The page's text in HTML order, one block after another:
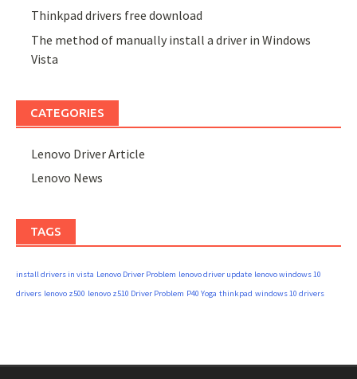
Thinkpad drivers free download
The method of manually install a driver in Windows
Vista
CATEGORIES
Lenovo Driver Article
Lenovo News
TAGS
install drivers in vista Lenovo Driver Problem lenovo driver update lenovo windows 10
drivers lenovo z500 lenovo z510 Driver Problem P40 Yoga thinkpad windows 10 drivers